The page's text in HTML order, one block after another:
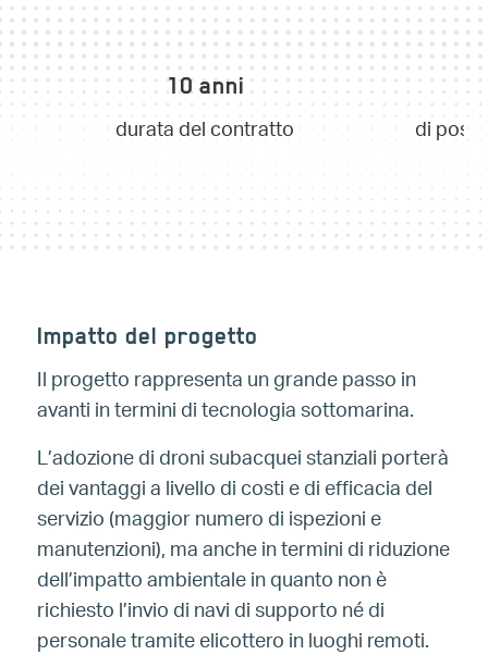
10 anni
durata del contratto
+
di
Impatto del progetto
Il progetto rappresenta un grande passo in
avanti in termini di tecnologia sottomarina.
L’adozione di droni subacquei stanziali porterà
dei vantaggi a livello di costi e di efficacia del
servizio (maggior numero di ispezioni e
manutenzioni), ma anche in termini di riduzione
dell’impatto ambientale in quanto non è
richiesto l’invio di navi di supporto né di
personale tramite elicottero in luoghi remoti.